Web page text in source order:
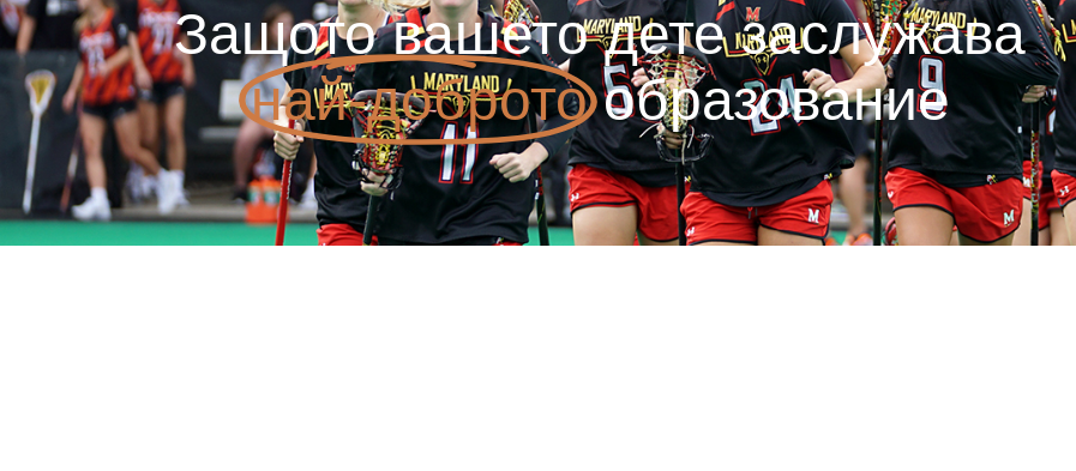
Защото вашето дете заслужава
най-доброто образование